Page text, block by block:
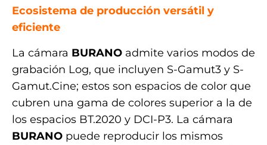
Ecosistema de producción versátil y
eficiente
La cámara BURANO admite varios modos de
grabación Log, que incluyen S-Gamut3 y S-
Gamut.Cine; estos son espacios de color que
cubren una gama de colores superior a la de
los espacios BT.2020 y DCI-P3. La cámara
BURANO puede reproducir los mismos